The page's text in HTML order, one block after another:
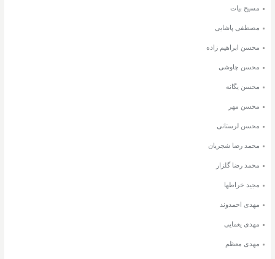
مسیح بیات
مصطفی پاشایی
محسن ابراهیم زاده
محسن چاوشی
محسن یگانه
محسن مهر
محسن لرستانی
محمد رضا شجریان
محمد رضا گلزار
مجید خراطها
مهدی احمدوند
مهدی یغمایی
مهدی معظم